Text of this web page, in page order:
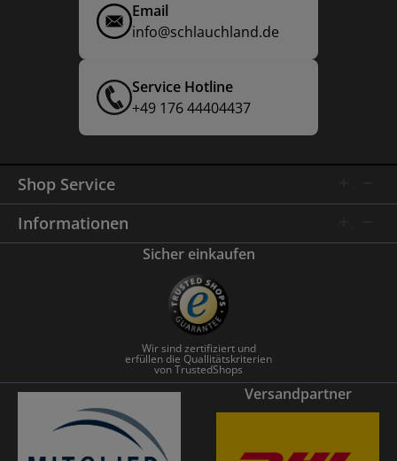
Email
info@schlauchland.de
Service Hotline
+49 176 44404437
Shop Service
Informationen
Sicher einkaufen
Wir sind zertifiziert und
erfüllen die Quallitätskriterien
von TrustedShops
Versandpartner